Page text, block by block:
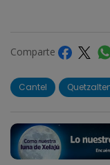
Comparte
Cantel